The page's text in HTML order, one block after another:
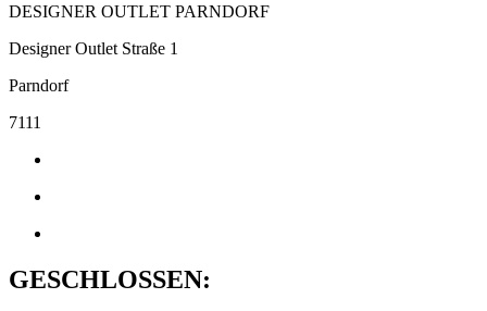
DESIGNER OUTLET PARNDORF
Designer Outlet Straße 1
Parndorf
7111
GESCHLOSSEN: